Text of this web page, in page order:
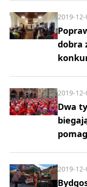
dobra
2019-
Dwa
2019-
2019-